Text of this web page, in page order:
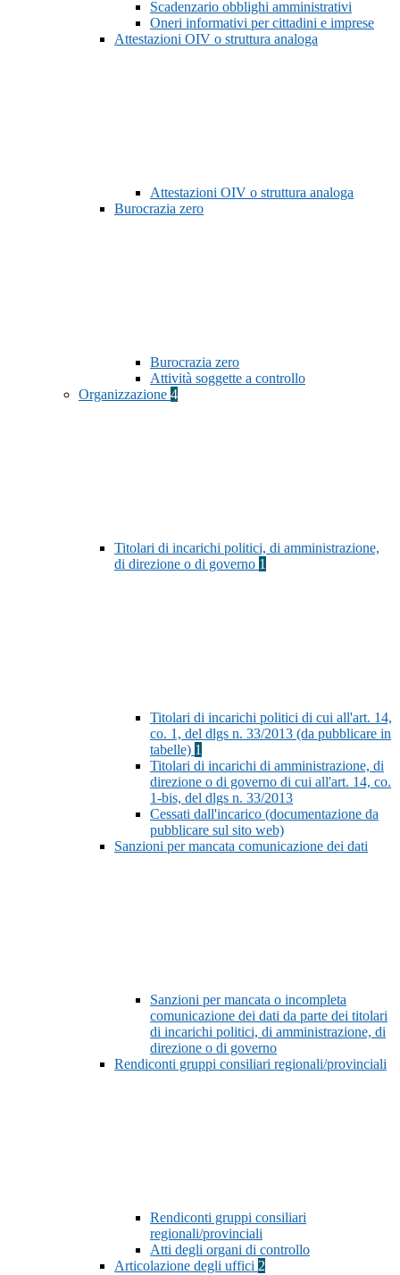
Scadenzario obblighi amministrativi
Oneri informativi per cittadini e imprese
Attestazioni OIV o struttura analoga
Attestazioni OIV o struttura analoga
Burocrazia zero
Burocrazia zero
Attività soggette a controllo
Organizzazione 4
Titolari di incarichi politici, di amministrazione,
di direzione o di governo 1
Titolari di incarichi politici di cui all'art. 14,
co. 1, del dlgs n. 33/2013 (da pubblicare in
tabelle) 1
Titolari di incarichi di amministrazione, di
direzione o di governo di cui all'art. 14, co.
1-bis, del dlgs n. 33/2013
Cessati dall'incarico (documentazione da
pubblicare sul sito web)
Sanzioni per mancata comunicazione dei dati
Sanzioni per mancata o incompleta
comunicazione dei dati da parte dei titolari
di incarichi politici, di amministrazione, di
direzione o di governo
Rendiconti gruppi consiliari regionali/provinciali
Rendiconti gruppi consiliari
regionali/provinciali
Atti degli organi di controllo
Articolazione degli uffici 2